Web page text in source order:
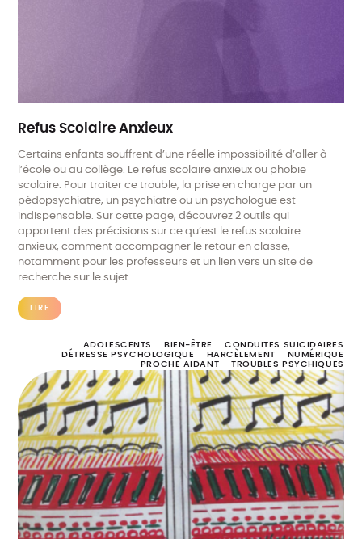
Refus Scolaire Anxieux
Certains enfants souffrent d’une réelle impossibilité d’aller à
l’école ou au collège. Le refus scolaire anxieux ou phobie
scolaire. Pour traiter ce trouble, la prise en charge par un
pédopsychiatre, un psychiatre ou un psychologue est
indispensable. Sur cette page, découvrez 2 outils qui
apportent des précisions sur ce qu’est le refus scolaire
anxieux, comment accompagner le retour en classe,
notamment pour les professeurs et un lien vers un site de
recherche sur le sujet.
LIRE
ADOLESCENTS BIEN-ÊTRE
CONDUITES SUICIDAIRES
DÉTRESSE PSYCHOLOGIQUE
HARCÈLEMENT
NUMÉRIQUE
PROCHE AIDANT
TROUBLES PSYCHIQUES